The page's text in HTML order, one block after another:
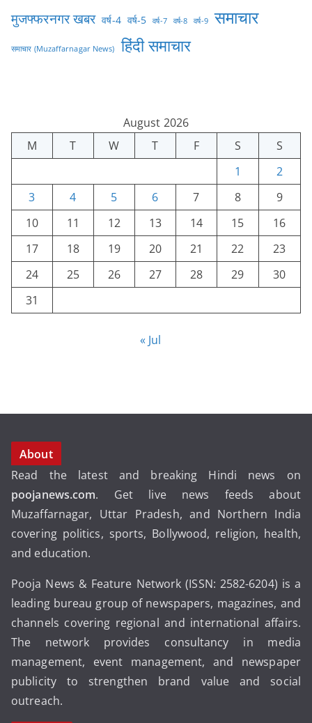
मुजफ्फरनगर खबर वर्ष-4 वर्ष-5 वर्ष-7 वर्ष-8 वर्ष-9 समाचार
समाचार (Muzaffarnagar News) हिंदी समाचार
August 2026
M
T W T F S
S
1
2
3
4 5 6 7 8
9
10
11 12 13 14 15
16
17
18 19 20 21 22
23
24
25 26 27 28 29
30
31
« Jul
About
Read the latest and breaking Hindi news on
poojanews.com. Get live news feeds about
Muzaffarnagar, Uttar Pradesh, and Northern India
covering politics, sports, Bollywood, religion, health,
and education.
Pooja News & Feature Network (ISSN: 2582-6204) is a
leading bureau group of newspapers, magazines, and
channels covering regional and international affairs.
The network provides consultancy in media
management, event management, and newspaper
publicity to strengthen brand value and social
outreach.